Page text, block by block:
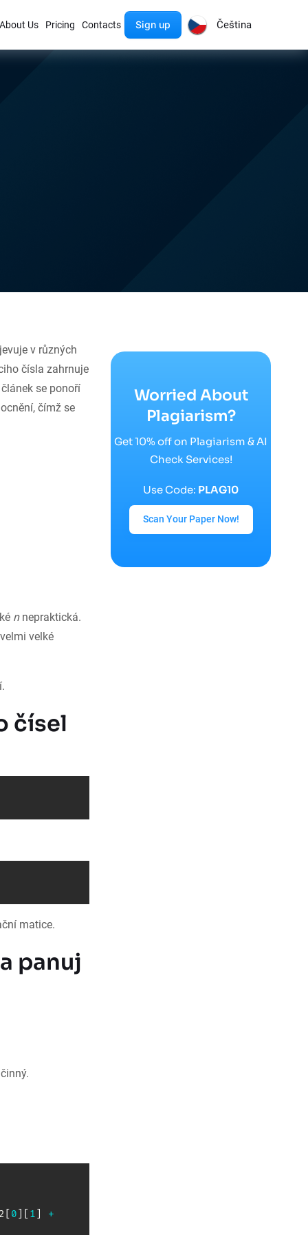
About Us Pricing Contacts Sign up Čeština
v různých
čísla zahrnuje
se ponoří
čímž se
nnepraktická.
velké
čísel
matice.
panuj
0 1
+
Worried About
Plagiarism?
Get 10% off on Plagiarism & AI
Check Services!
Use Code: PLAG10
Scan Your Paper Now!